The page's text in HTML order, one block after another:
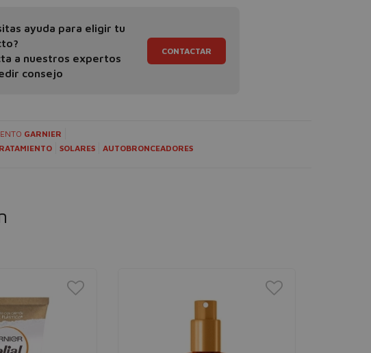
ayuda para eligir tu
a nuestros expertos
consejo
CONTACTAR
GARNIER
SOLARES AUTOBRONCEADORES